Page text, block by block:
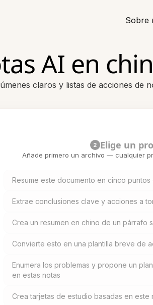
Sobre
AI en
claros y listas de acciones de
2 Elige un
Añade primero un archivo — cualquier
Resume este documento en cinco puntos
Extrae conclusiones clave y acciones a
Crea un resumen en chino de un párrafo
Convierte esto en una plantilla breve de
Enumera los problemas y propone un
en estas notas
Crea tarjetas de estudio basadas en este